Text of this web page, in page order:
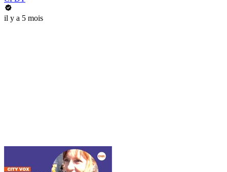
il y a 5 mois